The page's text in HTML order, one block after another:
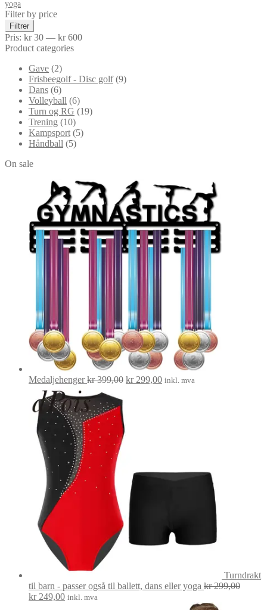
yoga
Filter by price
Min.
pris
Makspris
Filtrer
Pris: kr 30 — kr 600
Product categories
Gave (2)
Frisbeegolf - Disc golf (9)
Dans (6)
Volleyball (6)
Turn og RG (19)
Trening (10)
Kampsport (5)
Håndball (5)
On sale
Medaljehenger kr399,00 Opprinnelig
kr299,00Nåværende
inkl. mva
Turndrakt
til barn - passer også til ballett, dans eller yoga kr299,00
Opprinnelig
kr249,00Nåværende
inkl. mva